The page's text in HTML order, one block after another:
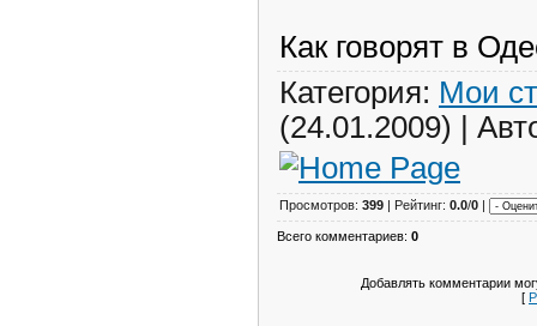
Как говорят в
Категория: Мои
(24.01.2009) |
Просмотров: 399 | Рейтинг: 0.0/0 |
Всего комментариев: 0
Добавлять комментарии
[